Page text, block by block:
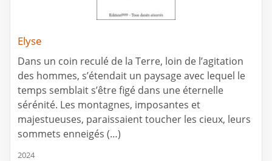
Elyse
Dans un coin reculé de la Terre, loin de l’agitation
des hommes, s’étendait un paysage avec lequel le
temps semblait s’être figé dans une éternelle
sérénité. Les montagnes, imposantes et
majestueuses, paraissaient toucher les cieux, leurs
sommets enneigés (…)
2024